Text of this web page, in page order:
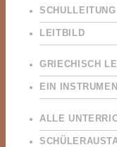
SCHULLEITUNG
LEITBILD
GRIECHISCH
EIN
ALLE